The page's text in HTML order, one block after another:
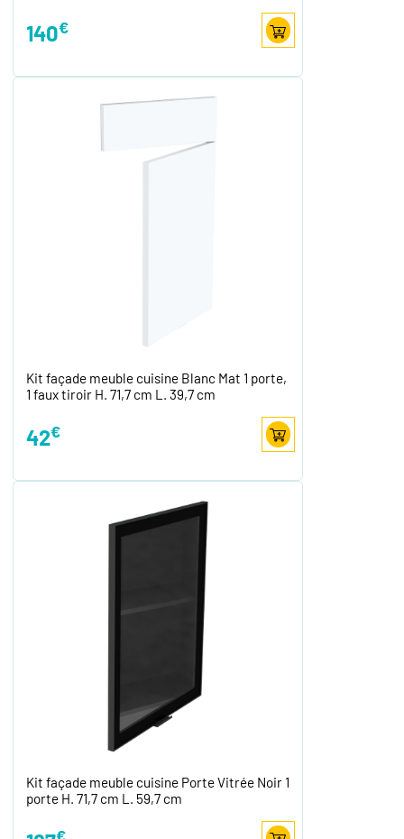
140€
Kit façade meuble cuisine Blanc Mat 1 porte,
1 faux tiroir H. 71,7 cm L. 39,7 cm
42€
Kit façade meuble cuisine Porte Vitrée Noir 1
porte H. 71,7 cm L. 59,7 cm